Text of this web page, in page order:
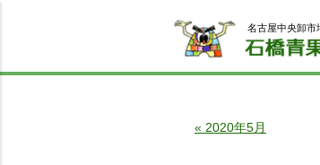
名古屋中央卸市
« 2020年5月